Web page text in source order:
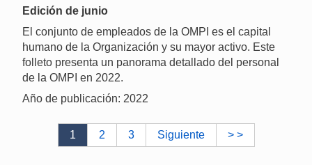
Edición de junio
El conjunto de empleados de la OMPI es el capital
humano de la Organización y su mayor activo. Este
folleto presenta un panorama detallado del personal
de la OMPI en 2022.
Año de publicación: 2022
1 2 3 Siguiente > >